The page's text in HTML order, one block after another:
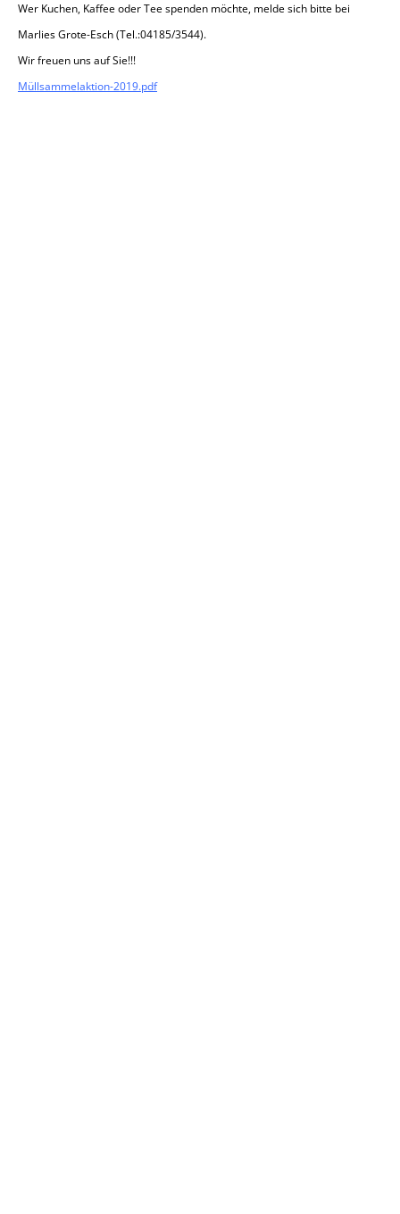
Wer Kuchen, Kaffee oder Tee spenden möchte, melde sich bitte bei
Marlies Gro­te-Esch (Tel.:04185/3544).
Wir freuen uns auf Sie!!!
Müll­sam­mel­ak­ti­on-2019.pdf